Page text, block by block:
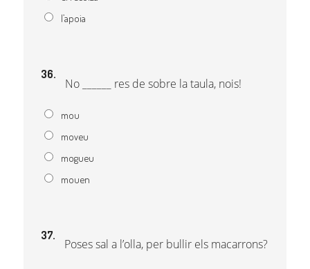
l’apoia
36.
No ______ res de sobre la taula, nois!
mou
moveu
mogueu
mouen
37.
Poses sal a l’olla, per bullir els macarrons?